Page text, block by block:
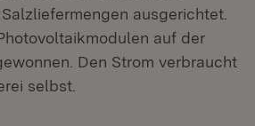
ausgerichtet.
auf der
Den Strom verbraucht
selbst.